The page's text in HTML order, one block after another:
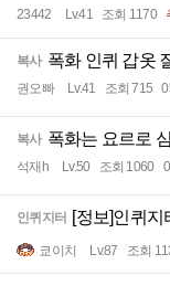
23442 Lv.41 조회 1170
복사 폭화 인퀴 갑옷
권오빠 Lv.41 조회 715
복사 폭화는 요르로
석재h Lv.50 조회 1060
인퀴지터 [정보]인퀴지
쿄이치 Lv.87 조회